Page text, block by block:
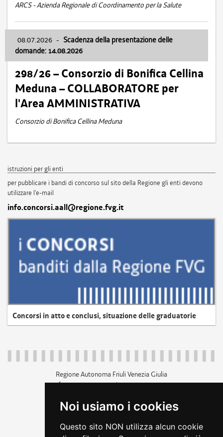
Noi usiamo i cookies
Questo sito NON utilizza alcun cookie
ARCS - Azienda Regionale di Coordinamento per la Salute
08.07.2026 - Scadenza della presentazione delle
domande: 14.08.2026
298/26 – Consorzio di Bonifica Cellina
Meduna – COLLABORATORE per
l'Area AMMINISTRATIVA
Consorzio di Bonifica Cellina Meduna
istruzioni per gli enti
per pubblicare i bandi di concorso sul sito della Regione gli enti devono
utilizzare l'e-mail
info.concorsi.aall@regione.fvg.it
Concorsi in atto e conclusi, situazione delle graduatorie
Regione Autonoma Friuli Venezia Giulia
c.f. 80014930327; p.iva 00526040324
+39 040 3771111